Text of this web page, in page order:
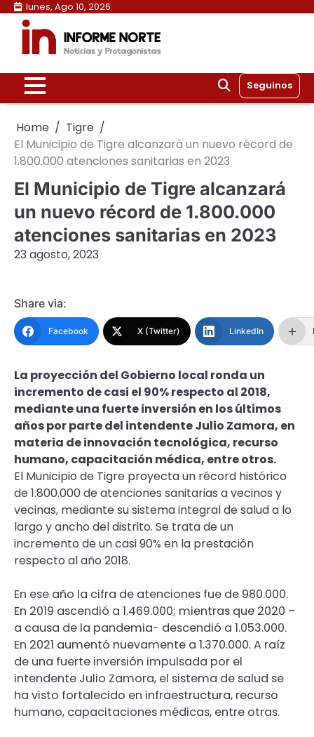
Skip
content
lunes, Ago 10, 2026
Seguinos
Home
Tigre
El Municipio de Tigre alcanzará un nuevo récord de
1.800.000 atenciones sanitarias en 2023
El Municipio de Tigre alcanzará
un nuevo récord de 1.800.000
atenciones sanitarias en 2023
23 agosto, 2023
Share via:
Facebook X (Twitter) LinkedIn
La proyección del Gobierno local ronda un
incremento de casi el 90% respecto al 2018,
mediante una fuerte inversión en los últimos
años por parte del intendente Julio Zamora, en
materia de innovación tecnológica, recurso
humano, capacitación médica, entre otros.
El Municipio de Tigre proyecta un récord histórico
de 1.800.000 de atenciones sanitarias a vecinos y
vecinas, mediante su sistema integral de salud a lo
largo y ancho del distrito. Se trata de un
incremento de un casi 90% en la prestación
respecto al año 2018.
En ese año la cifra de atenciones fue de 980.000.
En 2019 ascendió a 1.469.000; mientras que 2020 –
a causa de la pandemia- descendió a 1.053.000.
En 2021 aumentó nuevamente a 1.370.000. A raíz
de una fuerte inversión impulsada por el
intendente Julio Zamora, el sistema de salud se
ha visto fortalecido en infraestructura, recurso
humano, capacitaciones médicas, entre otras.